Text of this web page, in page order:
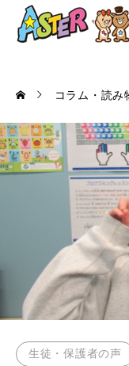
トップページ
コース案内
英会話／プログラミン
英会話（未就学児）
生徒・保護者の声
スタッフ紹介
アクセス
コラム・読み
生徒・保護者の声